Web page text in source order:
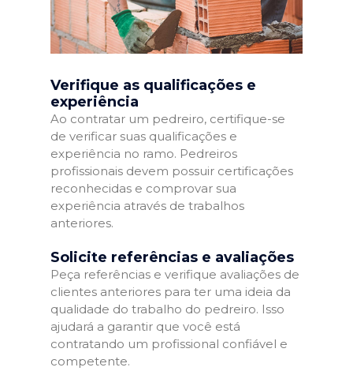
Verifique as qualificações e
experiência
Ao contratar um pedreiro, certifique-se
de verificar suas qualificações e
experiência no ramo. Pedreiros
profissionais devem possuir certificações
reconhecidas e comprovar sua
experiência através de trabalhos
anteriores.
Solicite referências e avaliações
Peça referências e verifique avaliações de
clientes anteriores para ter uma ideia da
qualidade do trabalho do pedreiro. Isso
ajudará a garantir que você está
contratando um profissional confiável e
competente.